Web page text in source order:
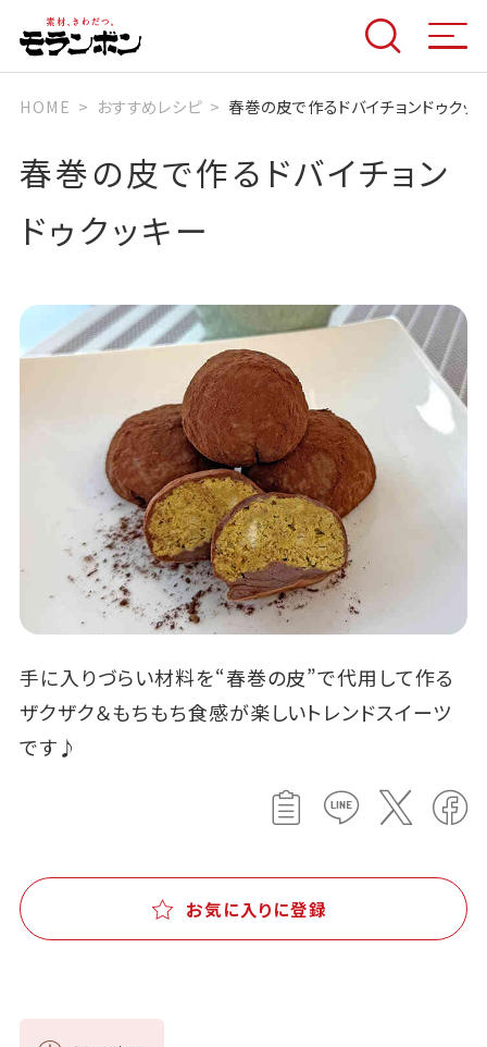
HOME おすすめレシピ 春巻の皮で作るドバイチョンドゥクッ
春巻の皮で作るドバイチョン
ドゥクッキー
手に入りづらい材料を“春巻の皮”で代用して作る
ザクザク＆もちもち食感が楽しいトレンドスイーツ
です♪
お気に入りに登録